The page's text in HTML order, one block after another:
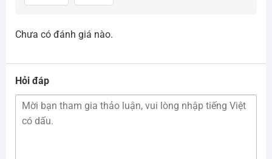
Chưa có đánh giá nào.
Hỏi đáp